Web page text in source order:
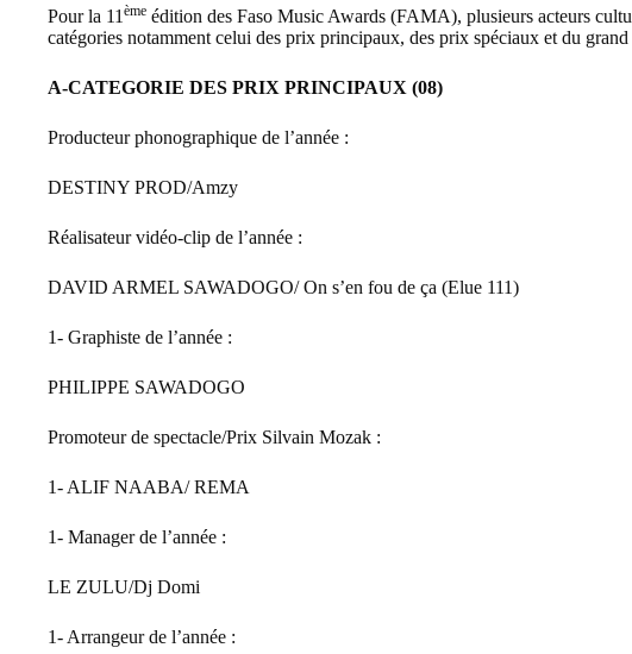
Pour la 11ème édition des Faso Music Awards (FAMA), plusieurs acteurs
catégories notamment celui des prix principaux, des prix spéciaux et du
A-CATEGORIE DES PRIX PRINCIPAUX (08)
Producteur phonographique de l’année :
DESTINY PROD/Amzy
Réalisateur vidéo-clip de l’année :
DAVID ARMEL SAWADOGO/ On s’en fou de ça (Elue 111)
1- Graphiste de l’année :
PHILIPPE SAWADOGO
Promoteur de spectacle/Prix Silvain Mozak :
1- ALIF NAABA/ REMA
1- Manager de l’année :
LE ZULU/Dj Domi
1- Arrangeur de l’année :